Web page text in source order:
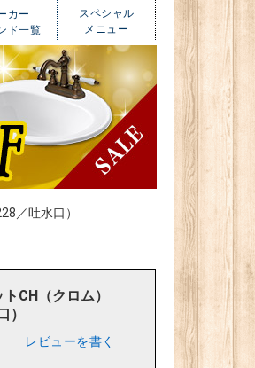
カー
ド一覧
スペシャル
メニュー
／吐水口）
CH（クロム）
）
レビューを書く